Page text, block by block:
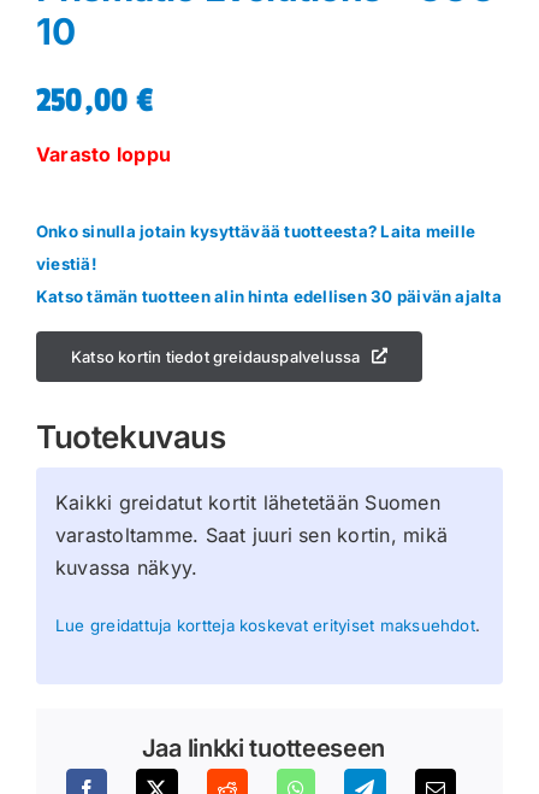
10
250,00 €
Varasto loppu
Onko sinulla jotain kysyttävää tuotteesta? Laita meille
viestiä!
Katso tämän tuotteen alin hinta edellisen 30 päivän ajalta
Katso kortin tiedot greidauspalvelussa
Tuotekuvaus
Kaikki greidatut kortit lähetetään Suomen
varastoltamme. Saat juuri sen kortin, mikä
kuvassa näkyy.
Lue greidattuja kortteja koskevat erityiset maksuehdot.
Jaa linkki tuotteeseen